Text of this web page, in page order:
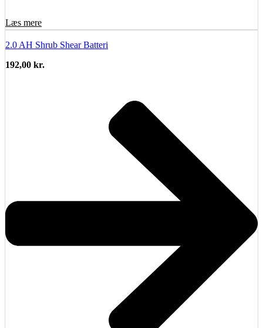
Læs mere
2.0 AH Shrub Shear Batteri
192,00 kr.